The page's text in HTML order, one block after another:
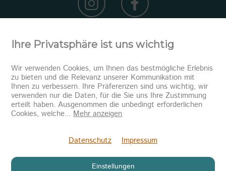
Newsletter abonnieren
Ihre Privatsphäre ist uns wichtig
Wir verwenden Cookies, um Ihnen das bestmögliche Erlebnis
zu bieten und die Relevanz unserer Kommunikation mit
Ihnen zu verbessern. Ihre Präferenzen sind uns wichtig, wir
verwenden nur die Daten, für die Sie uns Ihre Zustimmung
erteilt haben. Ausgenommen die unbedingt erforderlichen
Cookies, welche... Mehr anzeigen
Datenschutz Impressum
Einstellungen